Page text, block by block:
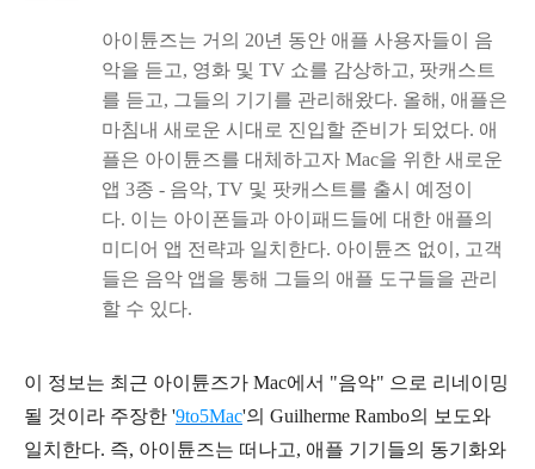
아이튠즈는 거의 20년 동안 애플 사용자들이 음
악을 듣고, 영화 및 TV 쇼를 감상하고, 팟캐스트
를 듣고, 그들의 기기를 관리해왔다. 올해, 애플은
마침내 새로운 시대로 진입할 준비가 되었다. 애
플은 아이튠즈를 대체하고자 Mac을 위한 새로운
앱 3종 - 음악, TV 및 팟캐스트를 출시 예정이
다. 이는 아이폰들과 아이패드들에 대한 애플의
미디어 앱 전략과 일치한다. 아이튠즈 없이, 고객
들은 음악 앱을 통해 그들의 애플 도구들을 관리
할 수 있다.
이 정보는 최근 아이튠즈가 Mac에서 "음악" 으로 리네이밍
될 것이라 주장한 '9to5Mac'의 Guilherme Rambo의 보도와
일치한다. 즉, 아이튠즈는 떠나고, 애플 기기들의 동기화와